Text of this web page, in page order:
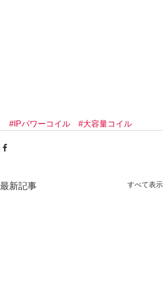
#IPパワーコイル #大容量コイル
最新記事 すべて表示